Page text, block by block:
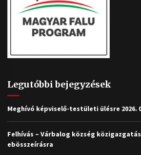
Legutóbbi bejegyzések
Meghívó képviselő-testületi ülésre 2026.
Felhívás – Várbalog község
ebösszeírásra